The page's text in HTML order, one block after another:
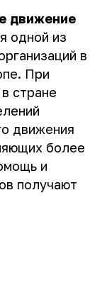
движение
одной из
в
При
стране
движения
более
и
получают